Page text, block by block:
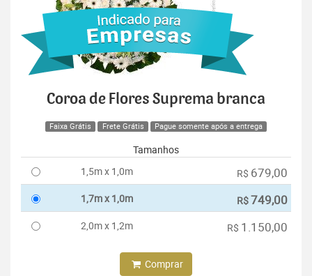
Coroa de Flores Suprema branca
Faixa Grátis Frete Grátis Pague somente após a entrega
Tamanhos
1,5m x 1,0m
R$ 679,00
1,7m x 1,0m R$749,00
2,0m x 1,2m R$ 1.150,00
Comprar